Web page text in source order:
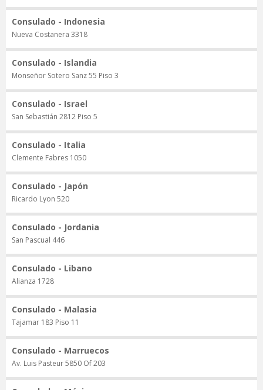
Consulado - Indonesia
Nueva Costanera 3318
Consulado - Islandia
Monseñor Sotero Sanz 55 Piso 3
Consulado - Israel
San Sebastián 2812 Piso 5
Consulado - Italia
Clemente Fabres 1050
Consulado - Japón
Ricardo Lyon 520
Consulado - Jordania
San Pascual 446
Consulado - Libano
Alianza 1728
Consulado - Malasia
Tajamar 183 Piso 11
Consulado - Marruecos
Av. Luis Pasteur 5850 Of 203